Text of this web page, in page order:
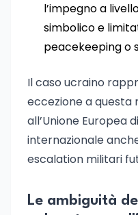
l’impegno a
simbolico e
peacekeeping o
Il caso ucraino
eccezione a questa
all’Unione Europea
internazionale
escalation militari
Le ambiguità